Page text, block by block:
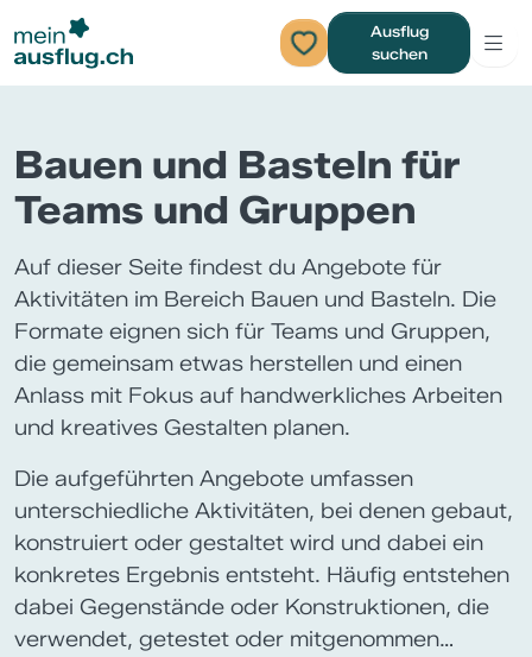
Ausflug
suchen
Bauen und Basteln für
Teams und Gruppen
Auf dieser Seite findest du Angebote für
Aktivitäten im Bereich Bauen und Basteln. Die
Formate eignen sich für Teams und Gruppen,
die gemeinsam etwas herstellen und einen
Anlass mit Fokus auf handwerkliches Arbeiten
und kreatives Gestalten planen.
Die aufgeführten Angebote umfassen
unterschiedliche Aktivitäten, bei denen gebaut,
konstruiert oder gestaltet wird und dabei ein
konkretes Ergebnis entsteht. Häufig entstehen
dabei Gegenstände oder Konstruktionen, die
verwendet, getestet oder mitgenommen